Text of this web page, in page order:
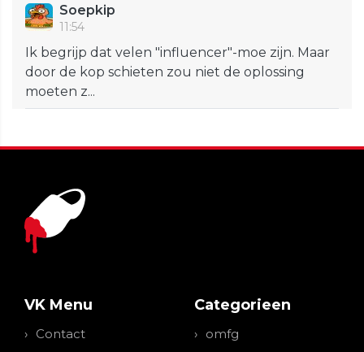
Soepkip
11:54
Ik begrijp dat velen "influencer"-moe zijn. Maar
door de kop schieten zou niet de oplossing
moeten z...
VK Menu
Contact
Categorieen
omfg